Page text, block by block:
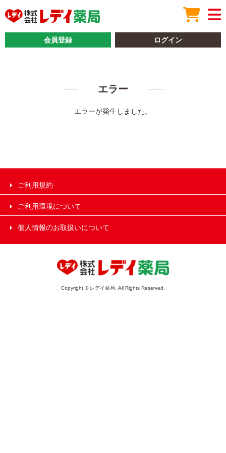
会員登録 ログイン
エラー
エラーが発生しました。
ご利用規約
ご利用環境について
個人情報のお取扱いについて
Copyright © レデイ薬局. All Rights Reserved.